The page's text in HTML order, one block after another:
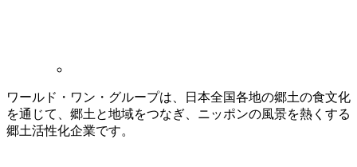
ワールド・ワン・グループは、日本全国各地の郷土の食文化
を通じて、郷土と地域をつなぎ、ニッポンの風景を熱くする
郷土活性化企業です。